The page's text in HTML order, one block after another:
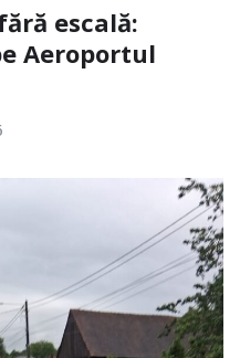
escală:
Aeroportul